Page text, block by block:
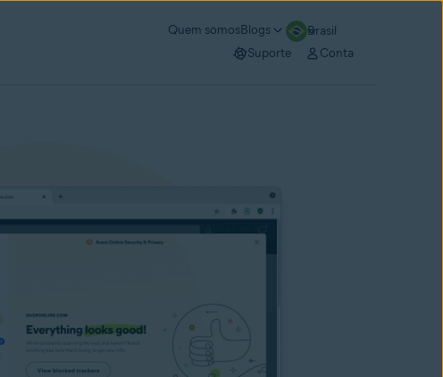
Quem somosBlogs
Brasil
Suporte Conta